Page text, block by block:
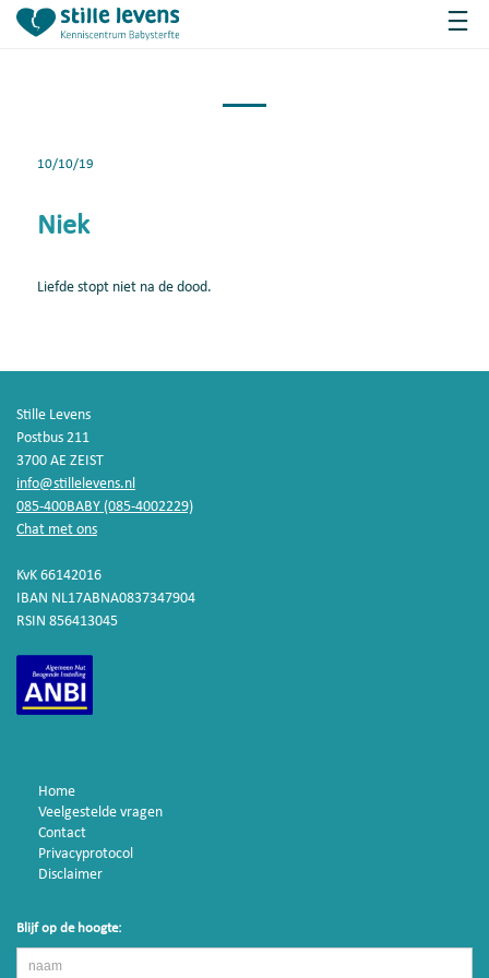
10/10/19
Niek
Liefde stopt niet na de dood.
Stille Levens
Postbus 211
3700 AE ZEIST
info@stillelevens.nl
085-400BABY (085-4002229)
Chat met ons
KvK 66142016
IBAN NL17ABNA0837347904
RSIN 856413045
Home
Veelgestelde vragen
Contact
Privacyprotocol
Disclaimer
Blijf op de hoogte: